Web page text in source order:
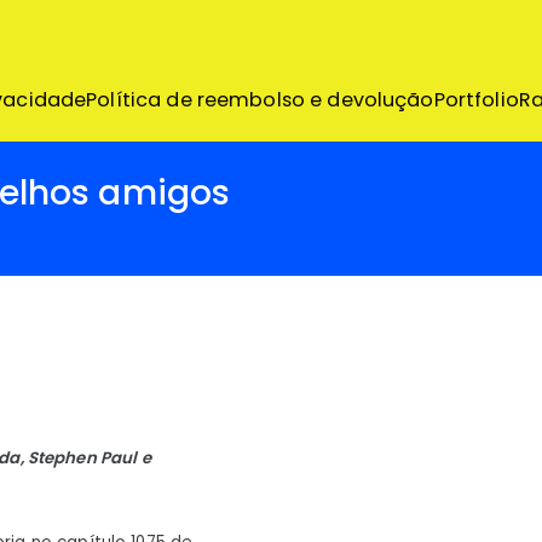
Política de reembolso e devoluçãoPortfolio
amigos
Stephen Paul e